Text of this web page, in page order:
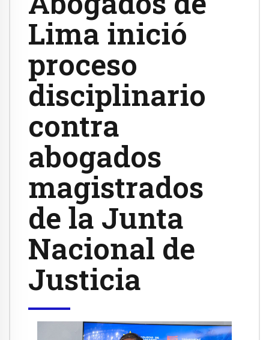
Lima inició
proceso
disciplinario
contra
abogados
magistrados
de la Junta
Nacional de
Justicia